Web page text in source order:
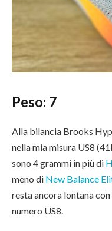
Peso: 7
Alla bilancia Brooks
nella mia misura US8
sono 4 grammi in più di
meno di New Balance
resta ancora lontana
numero US8.